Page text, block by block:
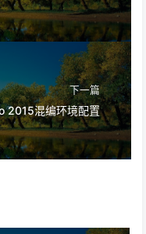
下一篇
2015混编环境配置